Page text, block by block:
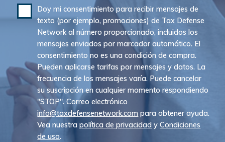
Doy mi consentimiento para recibir mensajes de
texto (por ejemplo, promociones) de Tax Defense
Network al número proporcionado, incluidos los
mensajes enviados por marcador automático. El
consentimiento no es una condición de compra.
Pueden aplicarse tarifas por mensajes y datos. La
frecuencia de los mensajes varía. Puede cancelar
su suscripción en cualquier momento respondiendo
"STOP". Correo electrónico
info@taxdefensenetwork.com para obtener ayuda.
Vea nuestrapolítica de privacidad yCondiciones
de uso.